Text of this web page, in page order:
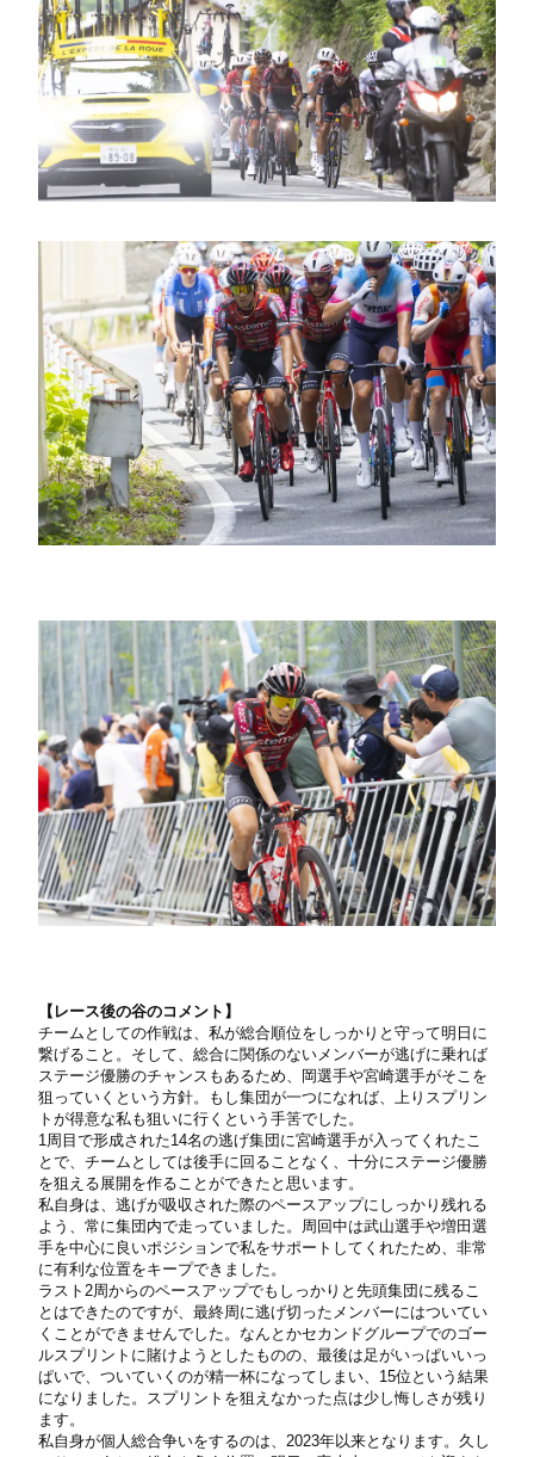
【 レース後の谷のコメント】
チームとしての作戦は、私が総合順位をしっかりと守って明日に
繋げること。そして、総合に関係のないメンバーが逃げに乗れば
ステージ優勝のチャンスもあるため、岡選手や宮崎選手がそこを
狙っていくという方針。もし集団が一つになれば、上りスプリン
トが得意な私も狙いに行くという手筈でした。
1周目で形成された14名の逃げ集団に宮崎選手が入ってくれたこ
とで、チームとしては後手に回ることなく、十分にステージ優勝
を狙える展開を作ることができたと思います。
私自身は、逃げが吸収された際のペースアップにしっかり残れる
よう、常に集団内で走っていました。周回中は武山選手や増田選
手を中心に良いポジションで私をサポートしてくれたため、非常
に有利な位置をキープできました。
ラスト2周からのペースアップでもしっかりと先頭集団に残るこ
とはできたのですが、最終周に逃げ切ったメンバーにはついてい
くことができませんでした。なんとかセカンドグループでのゴー
ルスプリントに賭けようとしたものの、最後は足がいっぱいいっ
ぱいで、ついていくのが精一杯になってしまい、15位という結果
になりました。スプリントを狙えなかった点は少し悔しさが残り
ます。
私自身が個人総合争いをするのは、2023年以来となります。久し